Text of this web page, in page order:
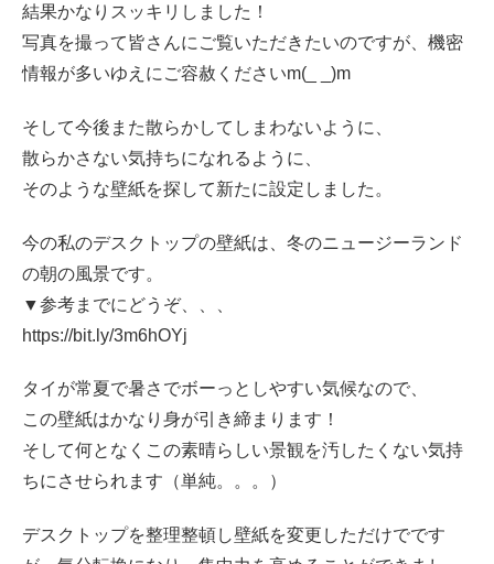
結果かなりスッキリしました！
写真を撮って皆さんにご覧いただきたいのですが、機密
情報が多いゆえにご容赦くださいm(_ _)m
そして今後また散らかしてしまわないように、
散らかさない気持ちになれるように、
そのような壁紙を探して新たに設定しました。
今の私のデスクトップの壁紙は、冬のニュージーランド
の朝の風景です。
▼参考までにどうぞ、、、
https://bit.ly/3m6hOYj
タイが常夏で暑さでボーっとしやすい気候なので、
この壁紙はかなり身が引き締まります！
そして何となくこの素晴らしい景観を汚したくない気持
ちにさせられます（単純。。。）
デスクトップを整理整頓し壁紙を変更しただけでです